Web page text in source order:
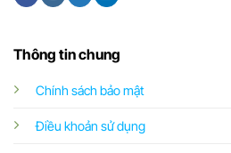
Thông tin chung
Chính sách bảo mật
Điều khoản sử dụng